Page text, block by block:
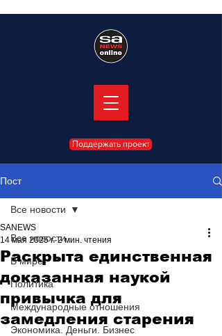
Поддержать проект
Пост
Все новости
В мире
Политика
Международные отношения
Экономика. Деньги. Бизнес
Все новости
Раскрыта единственная
доказанная наукой
привычка для
замедления старения
SANEWS
14 мая 2025 г. 2 мин. чтения